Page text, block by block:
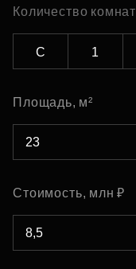
Количество комнат
С 1
Площадь, м²
Стоимость, млн ₽